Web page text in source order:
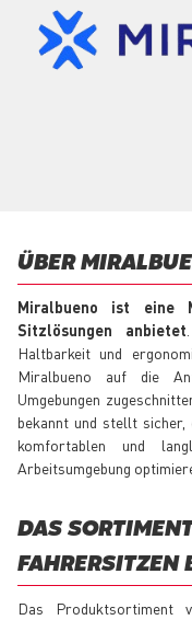
ÜBER
Miralbueno ist eine
Sitzlösungen anbietet
Haltbarkeit und
Miralbueno auf die
Umgebungen
bekannt und stellt
komfortablen und
Arbeitsumgebung
DAS
FAHRERSITZEN
Das Produktsortiment